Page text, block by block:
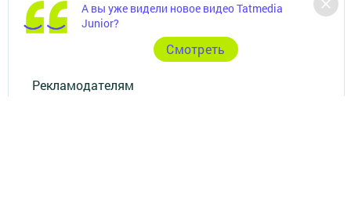
Главная
Рекламодателям
А вы уже видели новое видео Tatmedia
Junior?
Cмотреть